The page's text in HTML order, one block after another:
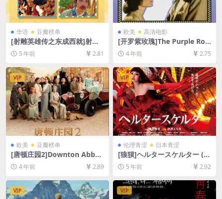
华语 豆瓣榜单
[射雕英雄传之东成西就]射鵰
英雄傳之東成西就 (1993)[百
度网盘+迅雷云盘资源1080P
超清未删减][MKV/5.5GB][粤
语中字]
5 年前 2.81
欧美 高清电影
[开罗紫玫瑰]The Purple Ros
e of Cairo (1985)[百度网盘
+迅雷云盘资源1080P超清未
删减][MP4/5GB][中英字幕]
4 年前 2.75
VIP
欧美 豆瓣榜单
[唐顿庄园2]Downton Abbe
y: A New Era (2022)[百度网
盘+迅雷云盘资源1080P超清
4 年前 2.89
VIP
伦理青涩 日本青涩
[狼狈]ヘルタースケルター (2
012)完整版[百度网盘+迅雷云
盘资源1080P超清未删减][MP
【视频文件+防和谐压缩包
（含解压密码）】
5 年前 2.92
VIP VIP